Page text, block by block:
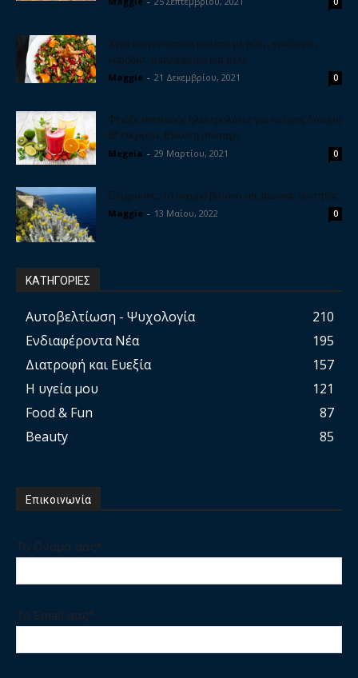
Χριστουγεννιάτικη σαλάτα με ρόδι, γραβιέρα,
καρύδια, μπαλσάμικο και μέλι
Maggie - 21 Δεκεμβρίου, 2021 0
Φτιάξε σπιτικούς ηλεκτρολύτες για να έχεις δύναμη
& ενέργεια. Εύκολη συνταγή
Megeia - 29 Μαρτίου, 2021 0
Ελίχρυσος, το ισχυρό βότανο της αιώνιας νεότητας
Maggie - 13 Μαΐου, 2022 0
ΚΑΤΗΓΟΡΙΕΣ
Αυτοβελτίωση - Ψυχολογία
210
Ενδιαφέροντα Νέα
195
Διατροφή και Ευεξία
157
Η υγεία μου
121
Food & Fun
87
Beauty
85
Επικοινωνία
Το Ονομα σας*
Το Email σας*